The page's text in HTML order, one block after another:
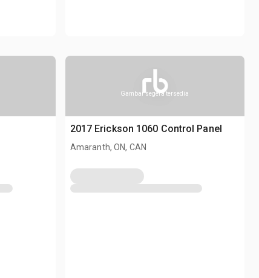
Gambar segera tersedia
2017 Erickson 1060 Control Panel
Amaranth, ON, CAN